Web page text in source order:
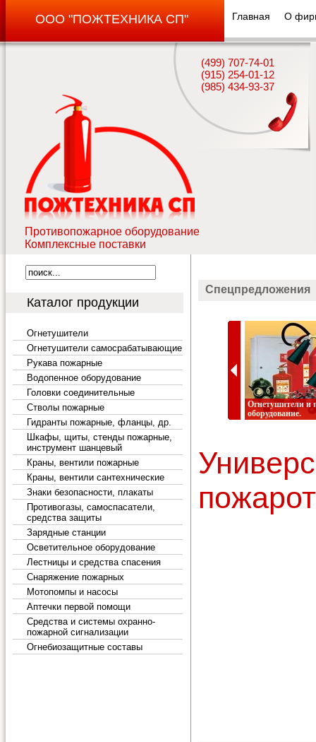
ООО "ПОЖТЕХНИКА СП" Главная О
Противопожарное оборудование
Комплексные поставки
(499) 707-74-01
(915) 254-01-12
(985) 434-93-37
Каталог продукции
Огнетушители
Огнетушители самосрабатывающие
Рукава пожарные
Водопенное оборудование
Головки соединительные
Стволы пожарные
Гидранты пожарные, фланцы, др.
Шкафы, щиты, стенды пожарные,
инструмент шанцевый
Краны, вентили пожарные
Краны, вентили сантехнические
Знаки безопасности, плакаты
Противогазы, самоспасатели,
средства защиты
Зарядные станции
Осветительное оборудование
Лестницы и средства спасения
Снаряжение пожарных
Мотопомпы и насосы
Аптечки первой помощи
Средства и системы охранно-
пожарной сигнализации
Огнебиозащитные составы
Спецпредложения
теплоотражающие
Одежда пожарного,
спецодежда.
Огнетушители и
оборудование.
короткие сроки.